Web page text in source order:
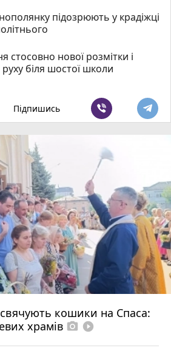
підозрюють у крадіжці
стосовно нової розмітки і
біля шостої школи
Підпишись
кошики на Спаса:
храмів photo_camera play_circle_filled